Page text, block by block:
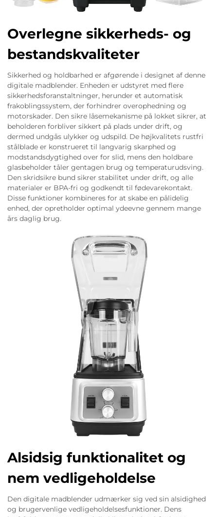
Overlegne sikkerheds- og
bestandskvaliteter
Sikkerhed og holdbarhed er afgørende i designet af denne
digitale madblender. Enheden er udstyret med flere
sikkerhedsforanstaltninger, herunder et automatisk
frakoblingssystem, der forhindrer overophedning og
motorskader. Den sikre låsemekanisme på lokket sikrer, at
beholderen forbliver sikkert på plads under drift, og
dermed undgås ulykker og udspild. De højkvalitets rustfri
stålblade er konstrueret til langvarig skarphed og
modstandsdygtighed over for slid, mens den holdbare
glasbeholder tåler gentagen brug og temperaturudsving.
Den skridsikre bund sikrer stabilitet under drift, og alle
materialer er BPA-fri og godkendt til fødevarekontakt.
Disse funktioner kombineres for at skabe en pålidelig
enhed, der opretholder optimal ydeevne gennem mange
års daglig brug.
Alsidsig funktionalitet og
nem vedligeholdelse
Den digitale madblender udmærker sig ved sin alsidighed
og brugervenlige vedligeholdelsesfunktioner. Dens